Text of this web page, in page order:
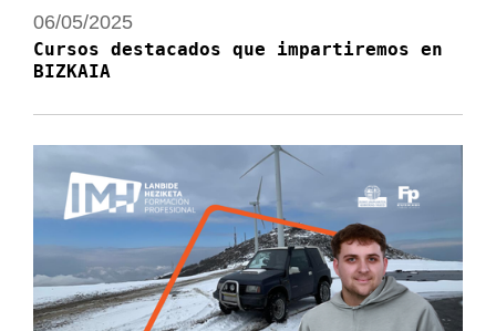
06/05/2025
Cursos destacados que impartiremos en
BIZKAIA